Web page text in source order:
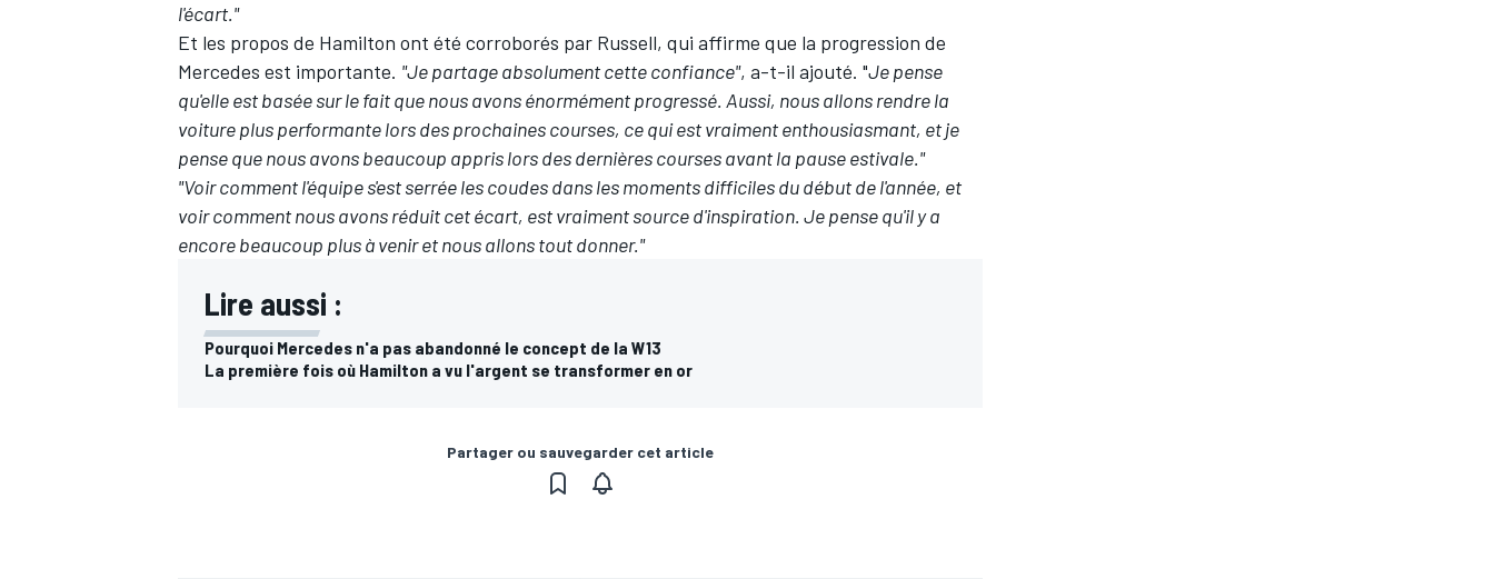
AUTRES CHAMPIONNATS
l'écart."
Et les propos de Hamilton ont été corroborés par Russell, qui affirme que la progression de
Mercedes est importante. "Je partage absolument cette confiance", a-t-il ajouté. "Je pense
qu'elle est basée sur le fait que nous avons énormément progressé. Aussi, nous allons rendre la
voiture plus performante lors des prochaines courses, ce qui est vraiment enthousiasmant, et je
pense que nous avons beaucoup appris lors des dernières courses avant la pause estivale."
"Voir comment l'équipe s'est serrée les coudes dans les moments difficiles du début de l'année, et
voir comment nous avons réduit cet écart, est vraiment source d'inspiration. Je pense qu'il y a
encore beaucoup plus à venir et nous allons tout donner."
Lire aussi :
Pourquoi Mercedes n'a pas abandonné le concept de la W13
La première fois où Hamilton a vu l'argent se transformer en or
Partager ou sauvegarder cet article